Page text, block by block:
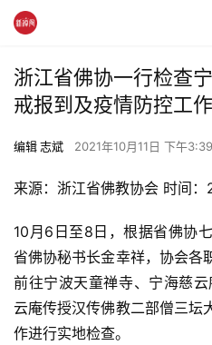
浙江省佛协一行检查
戒报到及疫情防控工作
编辑 志斌 2021年10月11日 下午3:39
来源：浙江省佛教协会 时间：
10月6日至8日，根据省佛协
省佛协秘书长金幸祥，协会各
前往宁波天童禅寺、宁海慈
云庵传授汉传佛教二部僧三坛
作进行实地检查。